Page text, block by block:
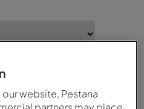
website, Pestana